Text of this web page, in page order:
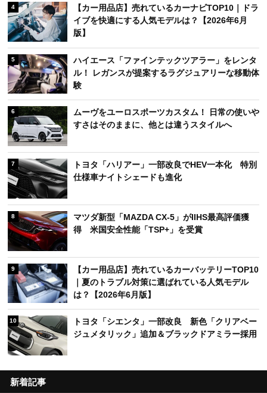
4
【カー用品店】売れているカーナビTOP10｜ドラ
イブを快適にする人気モデルは？【2026年6月
版】
5
ハイエース「ファインテックツアラー」をレンタ
ル！ レガンスが提案するラグジュアリーな移動体
験
6
ムーヴをユーロスポーツカスタム！ 日常の使いや
すさはそのままに、他とは違うスタイルへ
7
トヨタ「ハリアー」一部改良でHEV一本化 特別
仕様車ナイトシェードも進化
8
マツダ新型「MAZDA CX-5」がIIHS最高評価獲
得 米国安全性能「TSP+」を受賞
9
【カー用品店】売れているカーバッテリーTOP10
｜夏のトラブル対策に選ばれている人気モデル
は？【2026年6月版】
10
トヨタ「シエンタ」一部改良 新色「クリアベー
ジュメタリック」追加＆ブラックドアミラー採用
新着記事